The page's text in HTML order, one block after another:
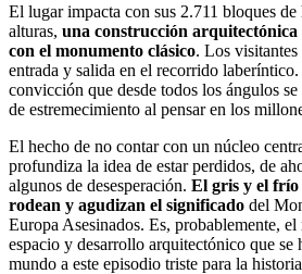
El lugar impacta con sus 2.711 bloques
alturas, una construcción
con el monumento clásico. Los visitantes
entrada y salida en el recorrido
convicción que desde todos los ángulos
de estremecimiento al pensar en los
El hecho de no contar con un núcleo
profundiza la idea de estar perdidos, de
algunos de desesperación. El gris y el frío
rodean y agudizan el significado del
Europa Asesinados. Es, probablemente,
espacio y desarrollo arquitectónico que se
mundo a este episodio triste para la